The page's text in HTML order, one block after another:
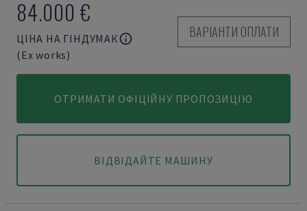
84.000 €
ЦІНА НА ГІНДУМАК
(Ex works)
ВАРІАНТИ ОПЛАТИ
ОТРИМАТИ ОФІЦІЙНУ ПРОПОЗИЦІЮ
ВІДВІДАЙТЕ МАШИНУ